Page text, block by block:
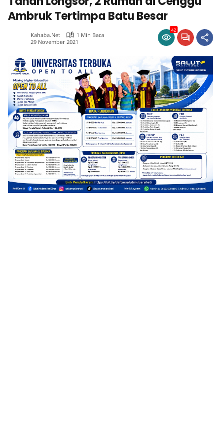
Ambruk Tertimpa Batu Besar
Kahaba.net
1 Min Baca
29 November 2021
42